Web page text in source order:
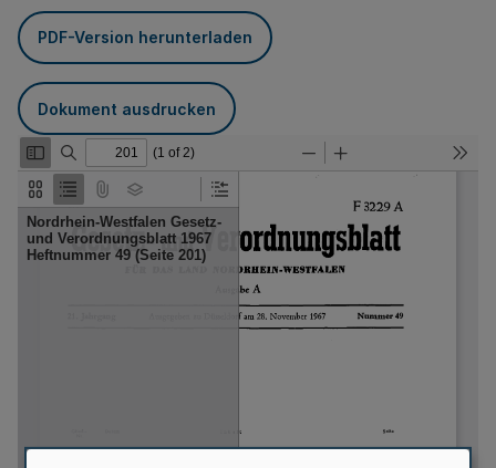
PDF-Version herunterladen
Dokument ausdrucken